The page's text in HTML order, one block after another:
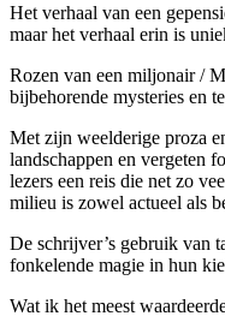
Het verhaal van een
maar het verhaal erin is
Rozen van een miljonair /
bijbehorende mysteries en
Met zijn weelderige proza
landschappen en vergeten
lezers een reis die net zo
milieu is zowel actueel als
De schrijver’s gebruik van
fonkelende magie in hun
Wat ik het meest